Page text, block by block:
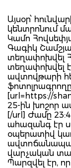
Այսօր՝
կենտրոնում
Կամո
Գագիկ
տեղափոխվել
տեղափոխվել
ավտովթարի
[url=https://
25-ին խոշոր
[/url] Ժամը
ահազանգ էր
օպերատիվ
վարչական
Պարզվել էր,